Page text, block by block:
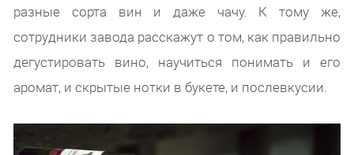
разные сорта вин и даже чачу. К тому же,
сотрудники завода расскажут о том, как правильно
дегустировать вино, научиться понимать и его
аромат, и скрытые нотки в букете, и послевкусии.